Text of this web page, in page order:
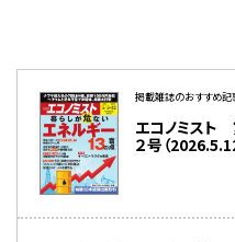
掲載雑誌のおすすめ記
エコノミスト
２号（